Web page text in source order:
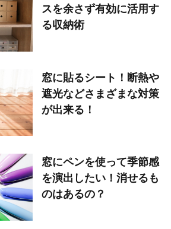
スを余さず有効に活用す
る収納術
窓に貼るシート！断熱や
遮光などさまざまな対策
が出来る！
窓にペンを使って季節感
を演出したい！消せるも
のはあるの？